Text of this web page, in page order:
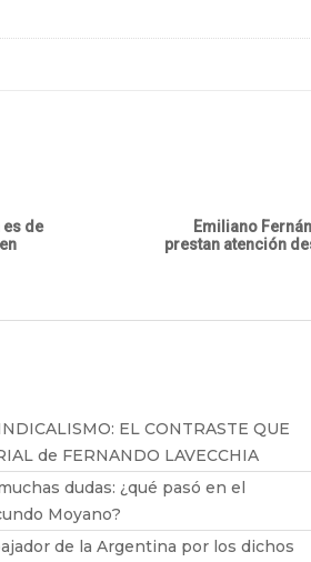
es de
Emiliano
prestan atención
EL CONTRASTE QUE
de FERNANDO LAVECCHIA
dudas: ¿qué pasó en el
Moyano?
de la Argentina por los dichos